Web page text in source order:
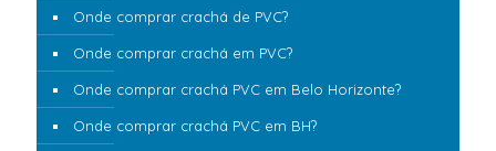
Onde comprar crachá de PVC?
Onde comprar crachá em PVC?
Onde comprar crachá PVC em Belo Horizonte?
Onde comprar crachá PVC em BH?